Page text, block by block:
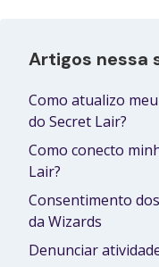
Artigos nessa
Como atualizo
do Secret Lair?
Como conecto
Lair?
Consentimento
da Wizards
Denunciar